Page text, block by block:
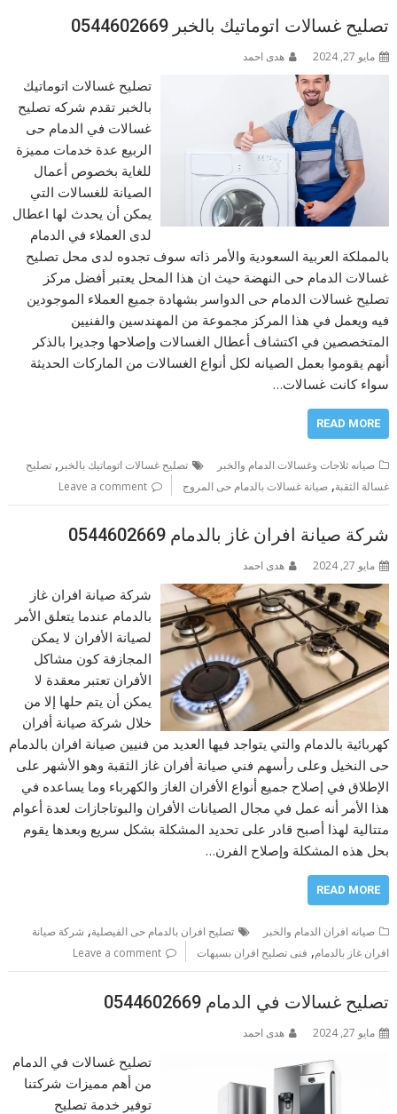
تصليح غسالات اتوماتيك بالخبر 0544602669
مايو 27, 2024 هدى احمد
تصليح غسالات اتوماتيك
بالخبر تقدم شركه تصليح
غسالات في الدمام حى
الربيع عدة خدمات مميزة
للغاية بخصوص أعمال
الصيانة للغسالات التي
يمكن أن يحدث لها اعطال
لدى العملاء في الدمام
بالمملكة العربية السعودية والأمر ذاته سوف تجدوه لدى محل تصليح
غسالات الدمام حى النهضة حيث ان هذا المحل يعتبر أفضل مركز
تصليح غسالات الدمام حى الدواسر بشهادة جميع العملاء الموجودين
فيه ويعمل في هذا المركز مجموعة من المهندسين والفنيين
المتخصصين في اكتشاف أعطال الغسالات وإصلاحها وجديرا بالذكر
أنهم يقوموا بعمل الصيانه لكل أنواع الغسالات من الماركات الحديثة
سواء كانت غسالات…
READ MORE
صيانه ثلاجات وغسالات الدمام والخبر تصليح غسالات اتوماتيك بالخبر ,تصليح
غسالة الثقبة,صيانة غسالات بالدمام حى المروج Leave a comment
شركة صيانة افران غاز بالدمام 0544602669
مايو 27, 2024 هدى احمد
شركة صيانة افران غاز
بالدمام عندما يتعلق الأمر
لصيانة الأفران لا يمكن
المجازفة كون مشاكل
الأفران تعتبر معقدة لا
يمكن أن يتم حلها إلا من
خلال شركة صيانة أفران
كهربائية بالدمام والتي يتواجد فيها العديد من فنيين صيانة افران بالدمام
حى النخيل وعلى رأسهم فني صيانة أفران غاز الثقبة وهو الأشهر على
الإطلاق في إصلاح جميع أنواع الأفران الغاز والكهرباء وما يساعده في
هذا الأمر أنه عمل في مجال الصيانات الأفران والبوتاجازات لعدة أعوام
متتالية لهذا أصبح قادر على تحديد المشكلة بشكل سريع وبعدها يقوم
بحل هذه المشكلة وإصلاح الفرن…
READ MORE
صيانه افران الدمام والخبر تصليح افران بالدمام حى الفيصلية, شركة صيانة
افران غاز بالدمام, فنى تصليح افران بسيهات Leave a comment
تصليح غسالات في الدمام 0544602669
مايو 27, 2024 هدى احمد
تصليح غسالات في الدمام
من أهم مميزات شركتنا
توفير خدمة تصليح